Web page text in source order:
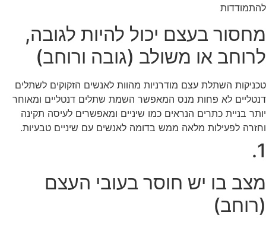
להתמודדות
מחסור בעצם יכול להיות לגובה,
לרוחב או משולב (גובה ורוחב)
טכניקות השתלת עצם מודרניות מהוות לאנשים הזקוקים לשתלים
דנטליים לא פחות מנס המאפשר השמת שתלים דנטליים ומאוחר
יותר בניית כתרים הנראים כמו שיניים ומאפשרים לעיסה תקינה
וחזרה לפעילות מלאה ממש בדומה לאנשים עם שיניים טבעיות.
1.
מצב בו יש חוסר בעובי העצם
(רוחב)